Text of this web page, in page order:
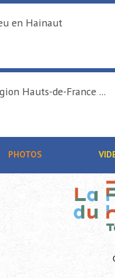
De Terre & de Feu en
Tournée d'été région
PHOTOS